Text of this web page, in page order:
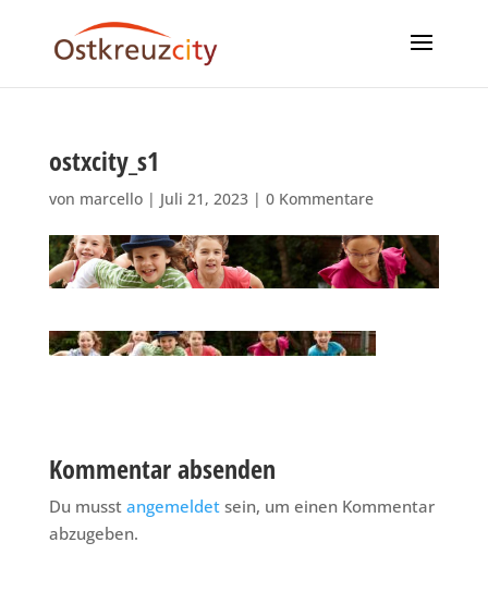
ostxcity_s1
von marcello| Juli 21, 2023| 0 Kommentare
Kommentar absenden
Du musst angemeldetsein, um einen Kommentar
abzugeben.